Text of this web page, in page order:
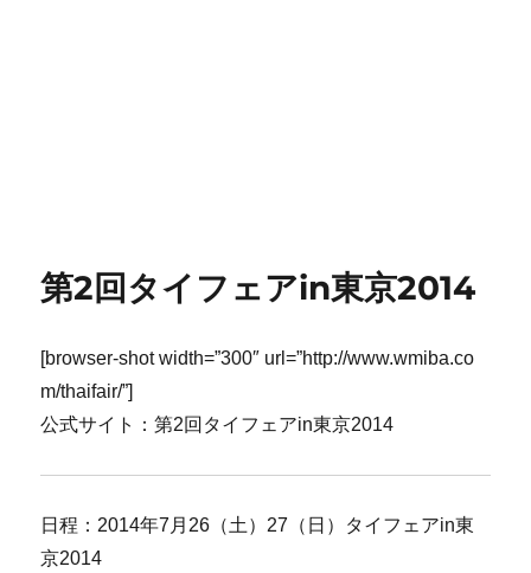
第2回タイフェアin東京2014
[browser-shot width=”300″ url=”http://www.wmiba.co
m/thaifair/”]
公式サイト：第2回タイフェアin東京2014
日程：2014年7月26（土）27（日）タイフェアin東
京2014